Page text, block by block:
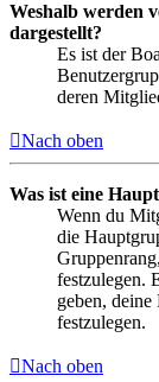
Weshalb werden
dargestellt?
Es ist der
deren
Nach oben
Was ist eine
Wenn du
die
festzulegen.
geben,
festzulegen.
Nach oben